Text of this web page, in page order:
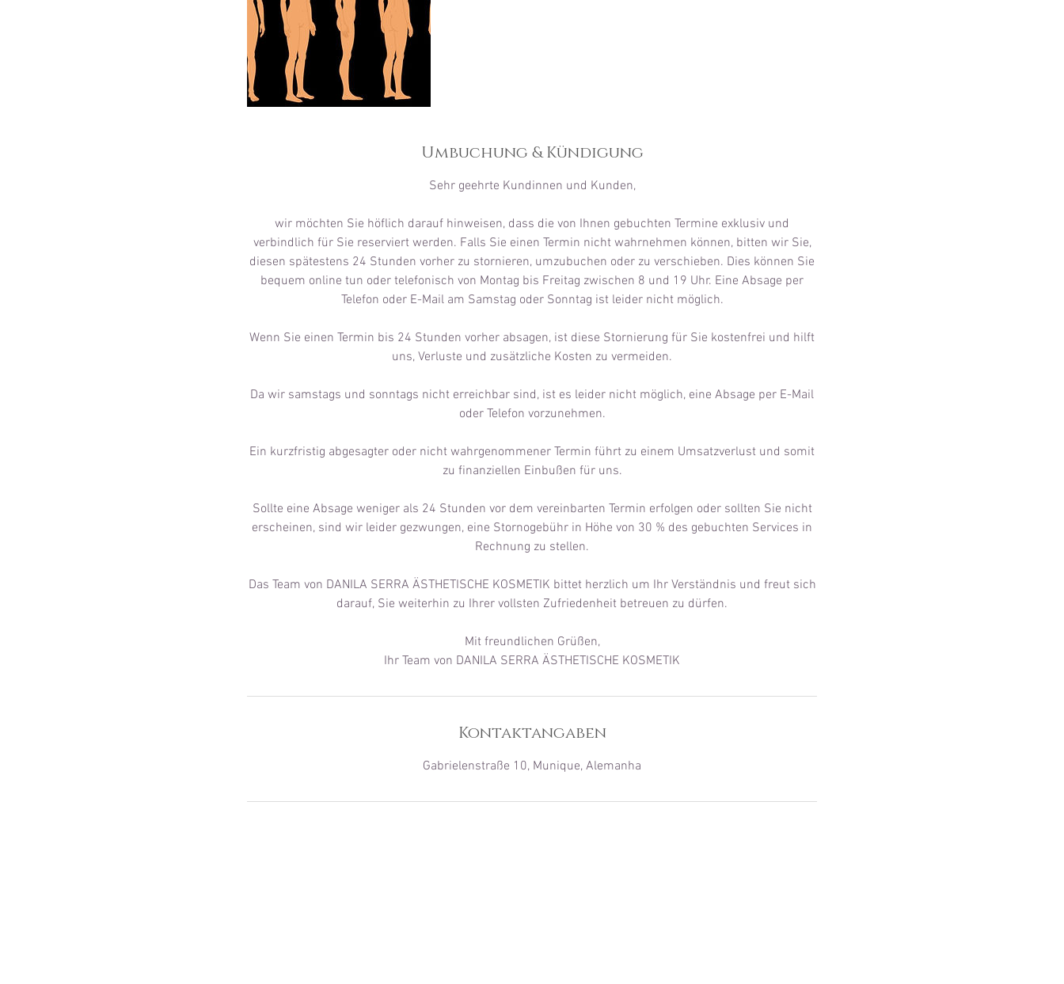
Umbuchung & Kündigung
Sehr geehrte Kundinnen und Kunden,
wir möchten Sie höflich darauf hinweisen, dass die von Ihnen gebuchten Termine exklusiv und
verbindlich für Sie reserviert werden. Falls Sie einen Termin nicht wahrnehmen können, bitten wir Sie,
diesen spätestens 24 Stunden vorher zu stornieren, umzubuchen oder zu verschieben. Dies können Sie
bequem online tun oder telefonisch von Montag bis Freitag zwischen 8 und 19 Uhr. Eine Absage per
Telefon oder E-Mail am Samstag oder Sonntag ist leider nicht möglich.
Wenn Sie einen Termin bis 24 Stunden vorher absagen, ist diese Stornierung für Sie kostenfrei und hilft
uns, Verluste und zusätzliche Kosten zu vermeiden.
Da wir samstags und sonntags nicht erreichbar sind, ist es leider nicht möglich, eine Absage per E-Mail
oder Telefon vorzunehmen.
Ein kurzfristig abgesagter oder nicht wahrgenommener Termin führt zu einem Umsatzverlust und somit
zu finanziellen Einbußen für uns.
Sollte eine Absage weniger als 24 Stunden vor dem vereinbarten Termin erfolgen oder sollten Sie nicht
erscheinen, sind wir leider gezwungen, eine Stornogebühr in Höhe von 30 % des gebuchten Services in
Rechnung zu stellen.
Das Team von DANILA SERRA ÄSTHETISCHE KOSMETIK bittet herzlich um Ihr Verständnis und freut sich
darauf, Sie weiterhin zu Ihrer vollsten Zufriedenheit betreuen zu dürfen.
Mit freundlichen Grüßen,
Ihr Team von DANILA SERRA ÄSTHETISCHE KOSMETIK
Kontaktangaben
Gabrielenstraße 10, Munique, Alemanha